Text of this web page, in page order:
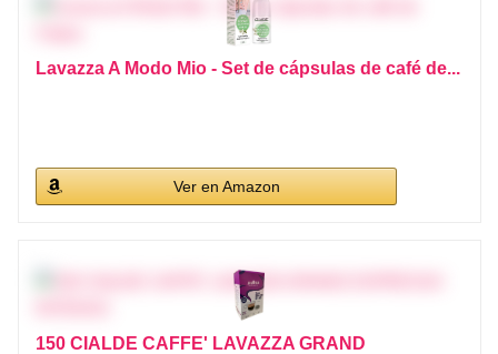
Lavazza A Modo Mio - Set de cápsulas de café de...
Ver en Amazon
150 CIALDE CAFFE' LAVAZZA GRAND